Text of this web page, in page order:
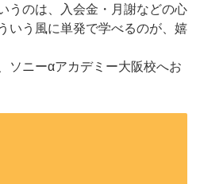
うのは、入会金・月謝などの心
いう風に単発で学べるのが、嬉
ソニーαアカデミー大阪校へお